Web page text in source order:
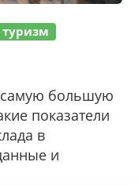
самую большую
показатели
в
и